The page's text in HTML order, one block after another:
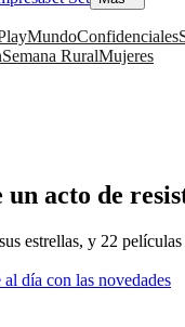
MundoConfidenciales
Semana RuralMujeres
acto de
estrellas, y 22
día con las novedades